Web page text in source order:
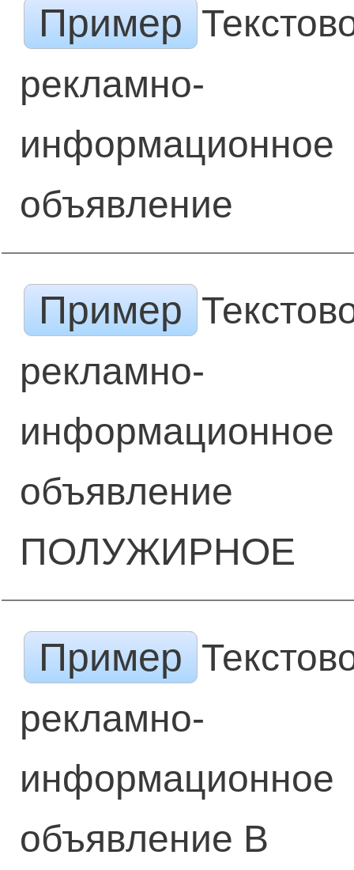
Пример
рекламно-
информационное
объявление
Пример
рекламно-
информационное
объявление
ПОЛУЖИРНОЕ
Пример
рекламно-
информационное
объявление В